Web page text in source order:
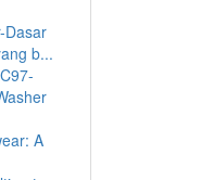
Dasar
b...
A